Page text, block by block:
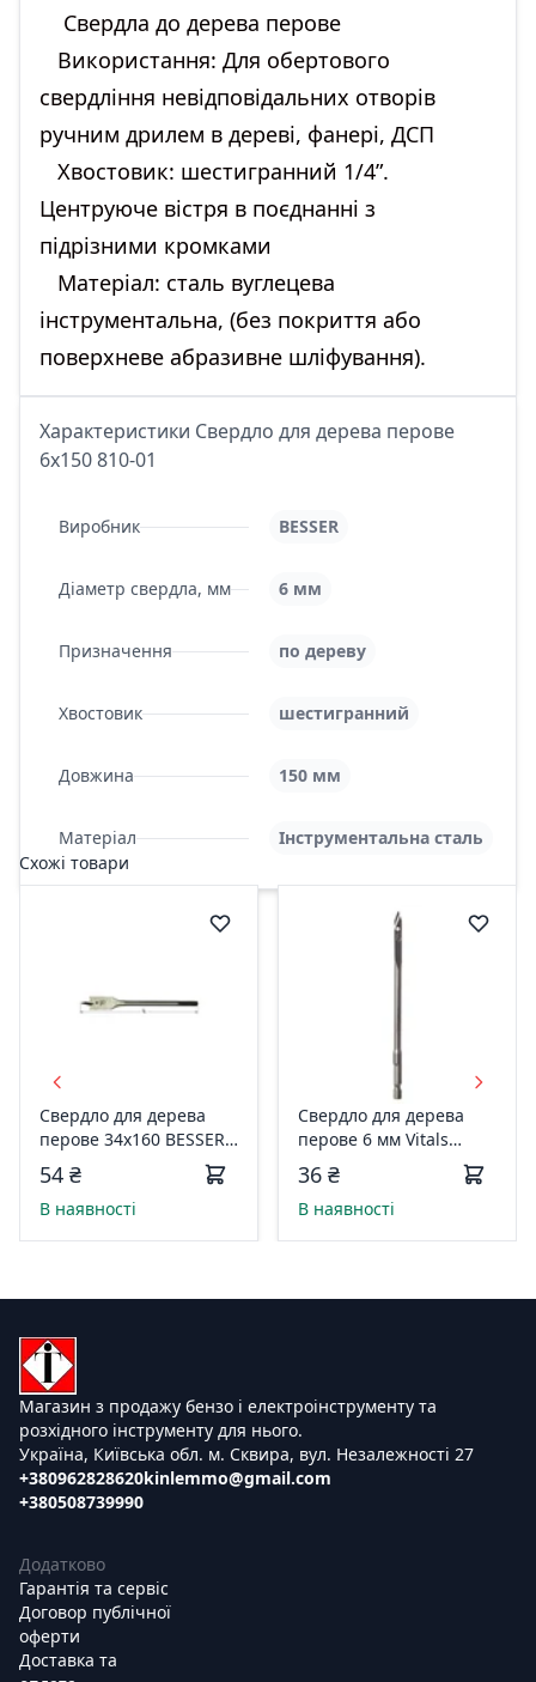
Свердла до дерева перове
Використання: Для обертового
свердління невідповідальних отворів
ручним дрилем в дереві, фанері, ДСП
Хвостовик: шестигранний 1/4”.
Центруюче вістря в поєднанні з
підрізними кромками
Матеріал: сталь вуглецева
інструментальна, (без покриття або
поверхневе абразивне шліфування).
Характеристики Свердло для дерева перове
6х150 810-01
Виробник BESSER
Діаметр свердла, мм 6 мм
Призначення по дереву
Хвостовик шестигранний
Довжина 150 мм
Матеріал
Інструментальна сталь
Схожі товари
Свердло для дерева
перове 34х160 BESSER
810-18
54 ₴
В наявності
Свердло для дерева
перове 6 мм Vitals
Master 190314
36 ₴
В наявності
Магазин з продажу бензо і електроінструменту та
розхідного інструменту для нього.
Україна, Київська обл. м. Сквира, вул. Незалежності 27
+380962828620
+380508739990
kinlemmo@gmail.com
Додатково
Гарантія та сервіс
Договор публічної
оферти
Доставка та